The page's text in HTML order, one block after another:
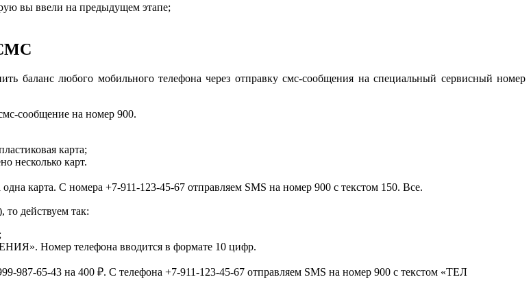
вы ввели на предыдущем этапе;
баланс любого мобильного телефона через отправку смс-сообщения на специальный сервисный номер
сообщение на номер 900.
карта;
несколько карт.
карта. С номера +7-911-123-45-67 отправляем SMS на номер 900 с текстом 150. Все.
действуем так:
Номер телефона вводится в формате 10 цифр.
987-65-43 на 400 ₽. С телефона +7-911-123-45-67 отправляем SMS на номер 900 с текстом «ТЕЛ